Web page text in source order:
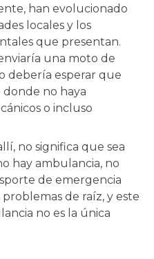
han evolucionado
locales y los
que presentan.
una moto de
debería esperar que
no haya
o incluso
no significa que sea
hay ambulancia, no
de emergencia
de raíz, y este
no es la única